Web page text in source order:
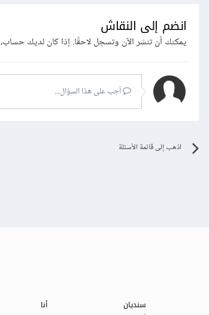
انضم إلى النقاش
يمكنك أن تنشر الآن وتسجل لاحقًا. إذا كان لديك حساب،
أجب على هذا السؤال...
اذهب إلى قائمة الأسئلة